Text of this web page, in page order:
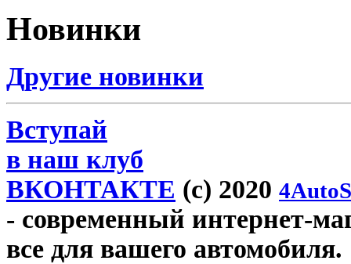
Новинки
Другие новинки
Вступай
в наш клуб
ВКОНТАКТЕ (c) 2020
- современный интернет-
все для вашего автомобиля.